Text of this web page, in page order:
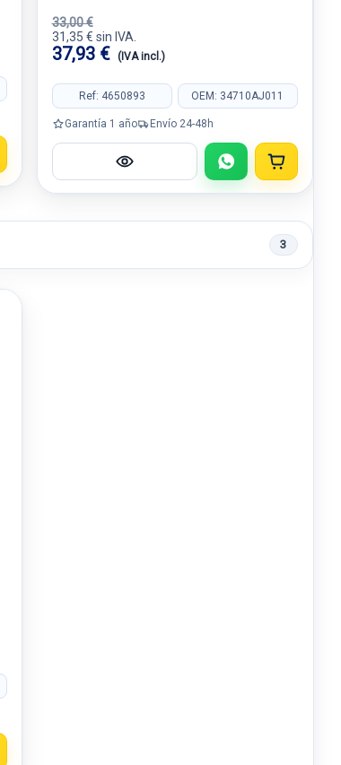
33,00 €
31,35 € sin IVA.
37,93 € (IVA incl.)
Ref: 4650893 OEM: 34710AJ011
Garantía 1 año Envío 24-48h
3